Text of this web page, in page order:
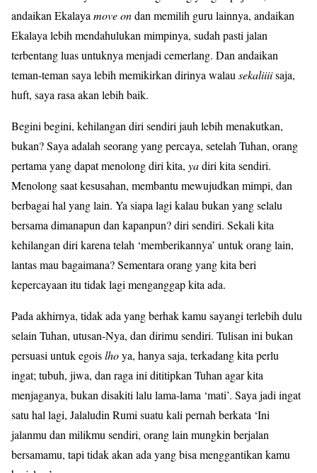
andaikan Ekalaya move ondan memilih guru lainnya, andaikan
Ekalaya lebih mendahulukan mimpinya, sudah pasti jalan
terbentang luas untuknya menjadi cemerlang. Dan andaikan
teman-teman saya lebih memikirkan dirinya walau sekaliiiisaja,
huft, saya rasa akan lebih baik.
Begini begini, kehilangan diri sendiri jauh lebih menakutkan,
bukan? Saya adalah seorang yang percaya, setelah Tuhan, orang
pertama yang dapat menolong diri kita, yadiri kita sendiri.
Menolong saat kesusahan, membantu mewujudkan mimpi, dan
berbagai hal yang lain. Ya siapa lagi kalau bukan yang selalu
bersama dimanapun dan kapanpun? diri sendiri. Sekali kita
kehilangan diri karena telah ‘memberikannya’ untuk orang lain,
lantas mau bagaimana? Sementara orang yang kita beri
kepercayaan itu tidak lagi menganggap kita ada.
Pada akhirnya, tidak ada yang berhak kamu sayangi terlebih dulu
selain Tuhan, utusan-Nya, dan dirimu sendiri. Tulisan ini bukan
persuasi untuk egoislhoya, hanya saja, terkadang kita perlu
ingat; tubuh, jiwa, dan raga ini dititipkan Tuhan agar kita
menjaganya, bukan disakiti lalu lama-lama ‘mati’. Saya jadi ingat
satu hal lagi, Jalaludin Rumi suatu kali pernah berkata ‘Ini
jalanmu dan milikmu sendiri, orang lain mungkin berjalan
bersamamu, tapi tidak akan ada yang bisa menggantikan kamu